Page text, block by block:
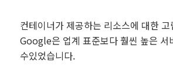
컨테이너가 제공하는 리소스에 대한 고
Google은 업계 표준보다 훨씬 높은 서
수있었습니다.